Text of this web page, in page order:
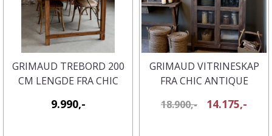
GRIMAUD TREBORD 200
CM LENGDE FRA CHIC
9.990,-
GRIMAUD VITRINESKAP
FRA CHIC ANTIQUE
18.900,-
14.175,-